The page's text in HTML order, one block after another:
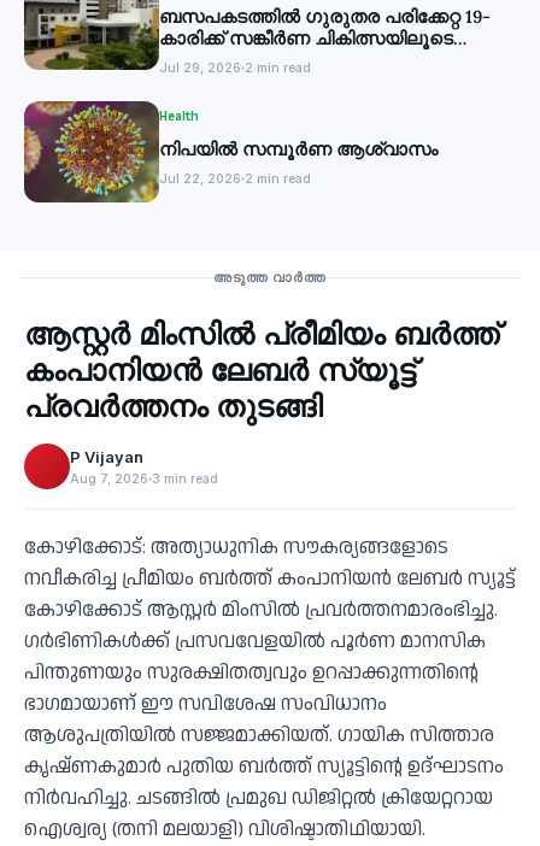
ബസപകടത്തിൽ ഗുരുതര പരിക്കേറ്റ 19-
കാരിക്ക് സങ്കീർണ ചികിത്സയിലൂടെ
പുതുജീവൻ
Jul 29, 2026 2 min read
Health
നിപയിൽ സമ്പൂർണ ആശ്വാസം
Jul 22, 2026 2 min read
അടുത്ത വാർത്ത
‹
ആസ്റ്റർ മിംസിൽ പ്രീമിയം ബർത്ത്
കംപാനിയൻ ലേബർ സ്യൂട്ട്
പ്രവർത്തനം തുടങ്ങി
P Vijayan
Aug 7, 2026 3 min read
കോഴിക്കോട്: അത്യാധുനിക സൗകര്യങ്ങളോടെ
നവീകരിച്ച പ്രീമിയം ബർത്ത് കംപാനിയൻ ലേബർ സ്യൂട്ട്
കോഴിക്കോട് ആസ്റ്റർ മിംസിൽ പ്രവർത്തനമാരംഭിച്ചു.
ഗർഭിണികൾക്ക് പ്രസവവേളയിൽ പൂർണ മാനസിക
പിന്തുണയും സുരക്ഷിതത്വവും ഉറപ്പാക്കുന്നതിന്റെ
ഭാഗമായാണ് ഈ സവിശേഷ സംവിധാനം
ആശുപത്രിയിൽ സജ്ജമാക്കിയത്. ഗായിക സിത്താര
കൃഷ്ണകുമാർ പുതിയ ബർത്ത് സ്യൂട്ടിന്റെ ഉദ്ഘാടനം
നിർവഹിച്ചു. ചടങ്ങിൽ പ്രമുഖ ഡിജിറ്റൽ ക്രിയേറ്ററായ
ഐശ്വര്യ (തനി മലയാളി) വിശിഷ്ടാതിഥിയായി.